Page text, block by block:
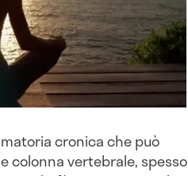
cronica che può
colonna vertebrale, spesso